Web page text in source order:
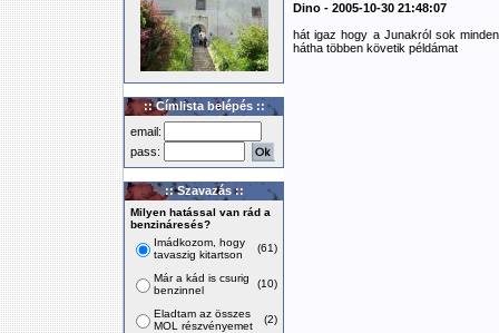
:: Címlista belépés ::
email:
pass:
:: Szavazás ::
Milyen hatással van rád a
benzináresés?
Imádkozom, hogy
tavaszig kitartson
(61)
Már a kád is csurig
benzinnel
(10)
Eladtam az összes
MOL részvényemet
(2)
Dino - 2005-10-30 21:48:07
hát igaz hogy a Junakról sok
hátha többen követik példámat